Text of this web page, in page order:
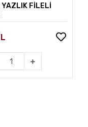
YAZLIK FİLELİ